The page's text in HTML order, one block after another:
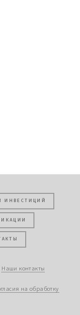
ИНВЕСТИЦИЙ
Наши контакты
на обработку